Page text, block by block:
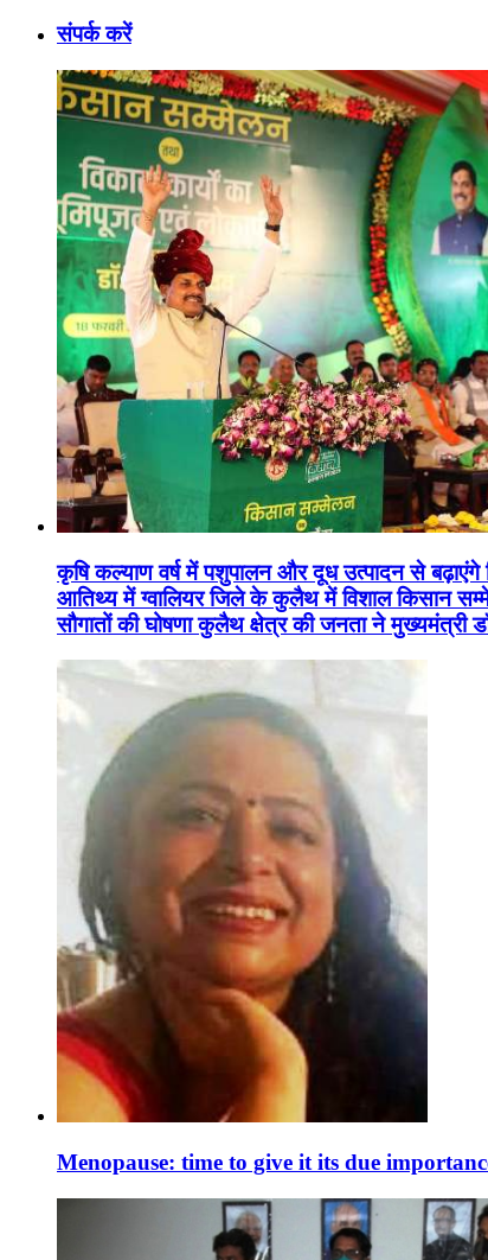
संपर्क करें
कृषि कल्याण वर्ष में पशुपालन और दूध उत्पादन से
आतिथ्य में ग्वालियर जिले के कुलैथ में विशाल किसान
सौगातों की घोषणा कुलैथ क्षेत्र की जनता ने मुख्यमंत्री
Menopause: time to give it its due